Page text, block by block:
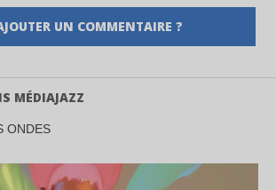
UN COMMENTAIRE ?
MÉDIAJAZZ
ONDES